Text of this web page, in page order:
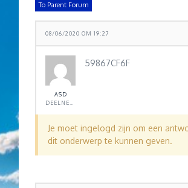
To Parent Forum
08/06/2020 OM 19:27
ASD
59867CF6F
Je moet ingelogd zijn om een
dit onderwerp te kunnen geven.